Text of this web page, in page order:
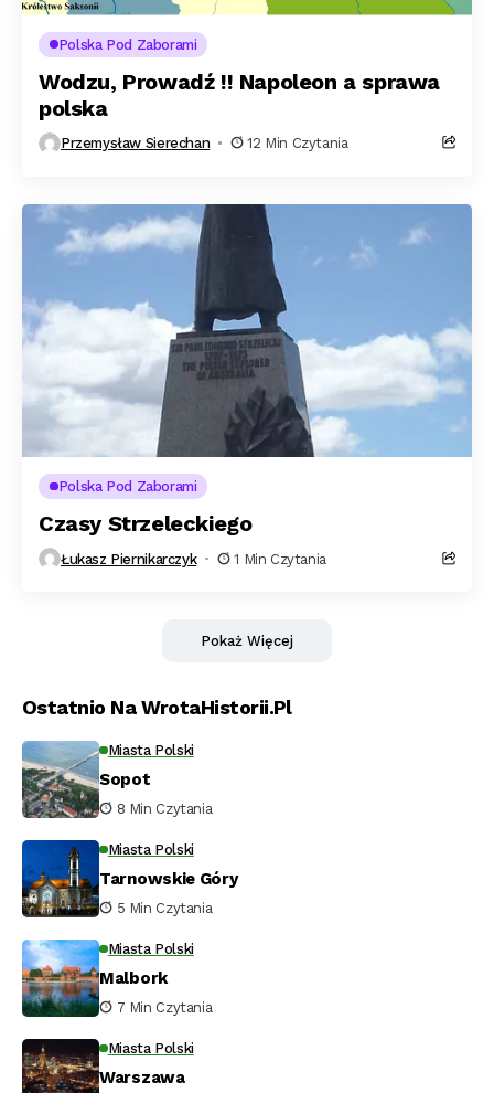
Polska Pod Zaborami
Wodzu, Prowadź !! Napoleon a sprawa
polska
Przemysław Sierechan 12 Min Czytania
Polska Pod Zaborami
Czasy Strzeleckiego
Łukasz Piernikarczyk 1 Min Czytania
Pokaż Więcej
Ostatnio Na WrotaHistorii.pl
Miasta Polski
Sopot
8 Min Czytania
Miasta Polski
Tarnowskie Góry
5 Min Czytania
Miasta Polski
Malbork
7 Min Czytania
Miasta Polski
Warszawa